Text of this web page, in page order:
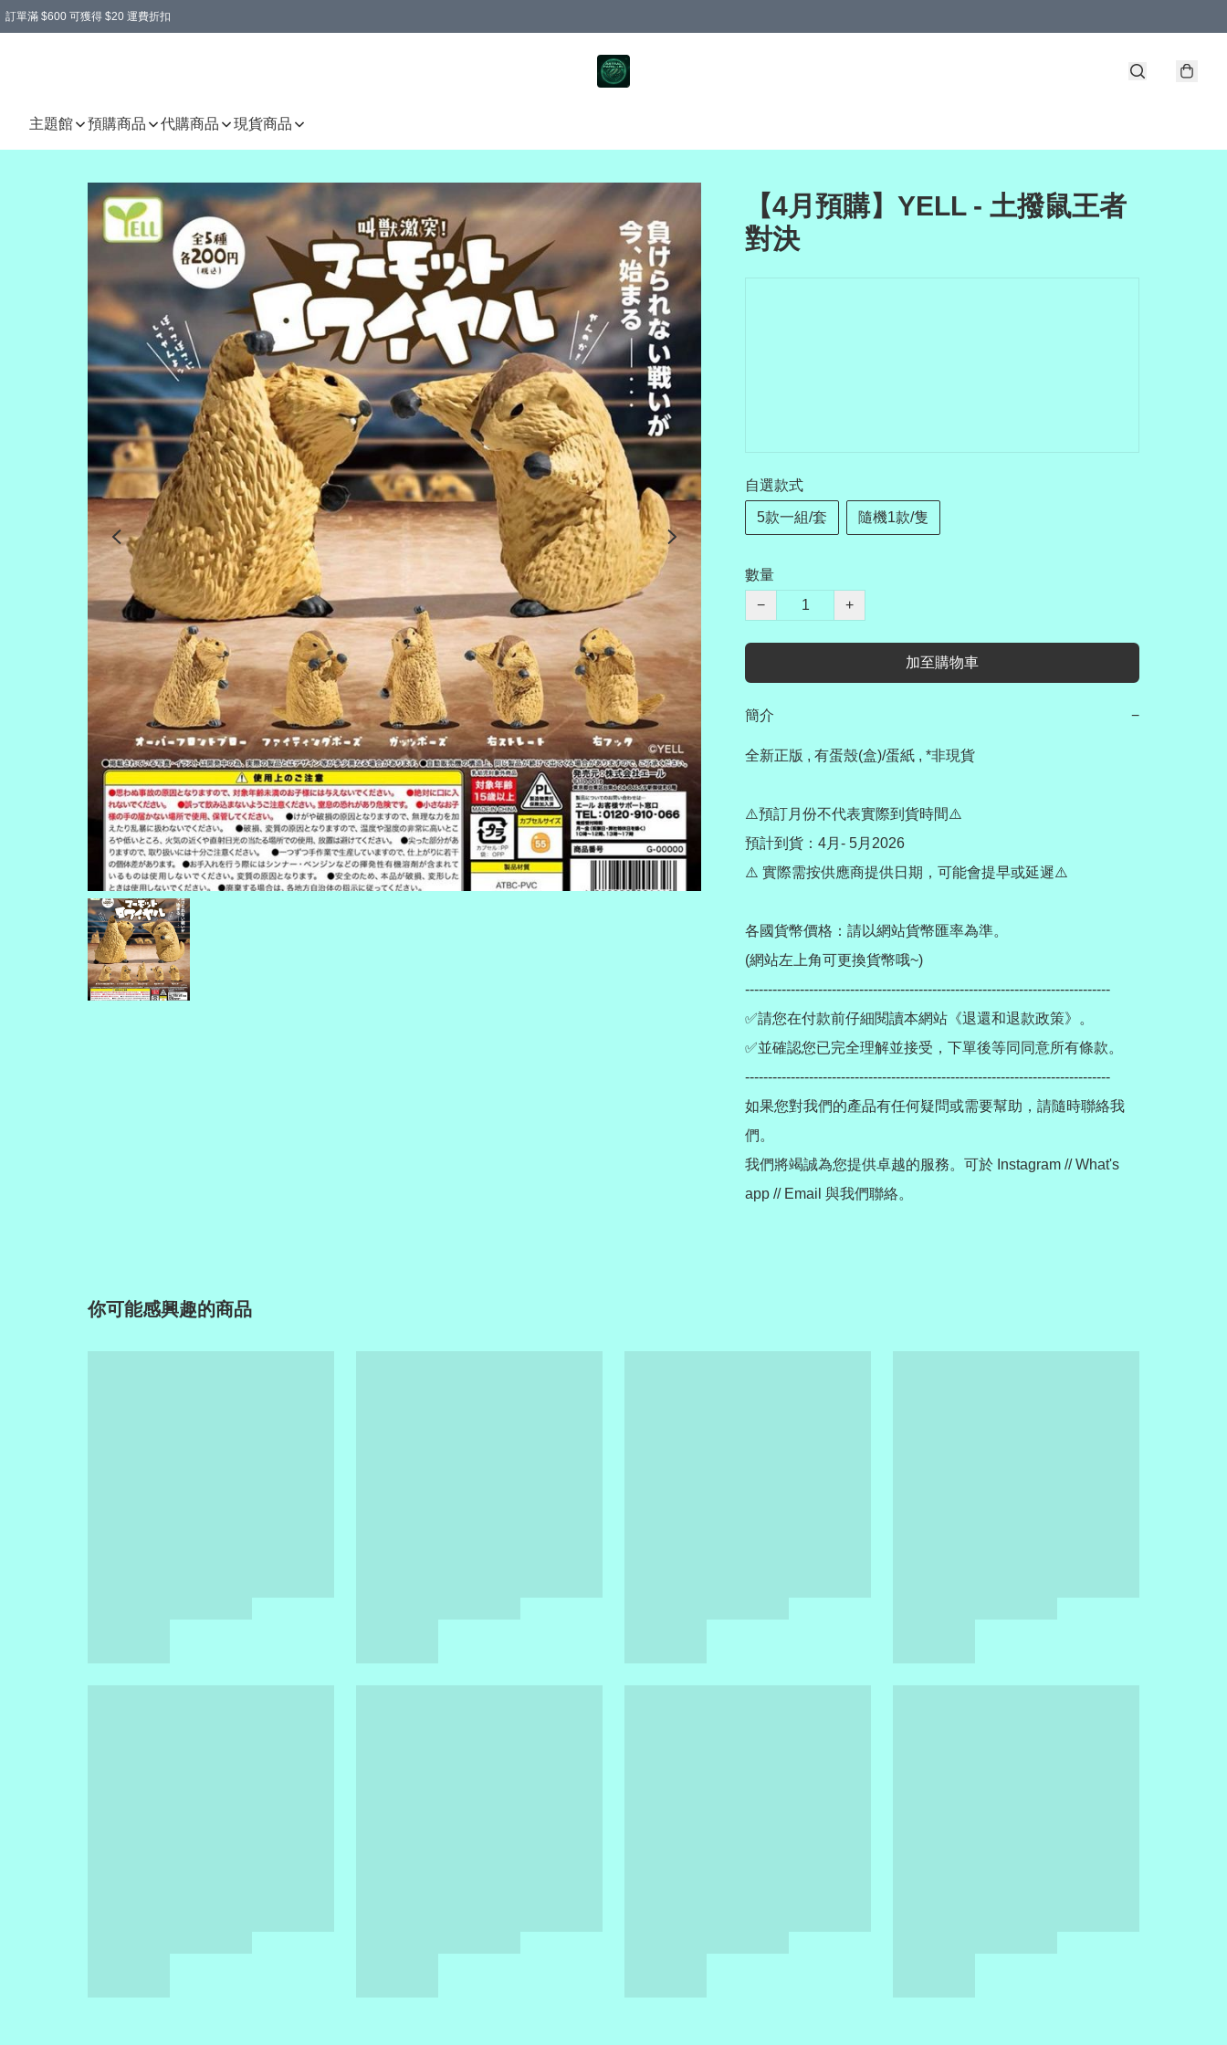
訂單滿 $600 可獲得 $20 運費折扣
主題館 預購商品 代購商品 現貨商品
【4月預購】YELL - 土撥鼠王者
對決
自選款式
5款一組/套 隨機1款/隻
數量
−
+
加至購物車
簡介 −
全新正版 , 有蛋殼(盒)/蛋紙 , *非現貨
⚠️預訂月份不代表實際到貨時間⚠️
預計到貨：4月- 5月2026
⚠️ 實際需按供應商提供日期，可能會提早或延遲⚠️
各國貨幣價格：請以網站貨幣匯率為準。
(網站左上角可更換貨幣哦~)
--------------------------------------------------------------------------------
✅請您在付款前仔細閱讀本網站《退還和退款政策》。
✅並確認您已完全理解並接受，下單後等同同意所有條款。
--------------------------------------------------------------------------------
如果您對我們的產品有任何疑問或需要幫助，請隨時聯絡我
們。
我們將竭誠為您提供卓越的服務。可於 Instagram // What's
app // Email 與我們聯絡。
你可能感興趣的商品